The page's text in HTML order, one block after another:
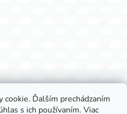
cookie. Ďalším prechádzaním
s ich používaním. Viac